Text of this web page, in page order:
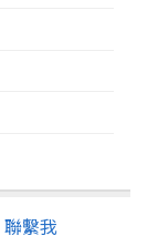
聯繫我